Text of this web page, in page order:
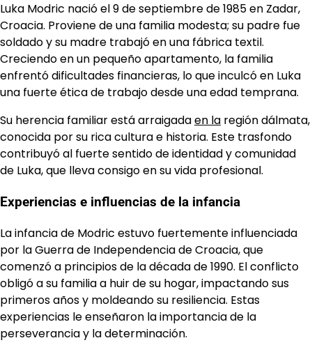
Luka Modric nació el 9 de septiembre de 1985 en Zadar,
Croacia. Proviene de una familia modesta; su padre fue
soldado y su madre trabajó en una fábrica textil.
Creciendo en un pequeño apartamento, la familia
enfrentó dificultades financieras, lo que inculcó en Luka
una fuerte ética de trabajo desde una edad temprana.
Su herencia familiar está arraigadaen la región dálmata,
conocida por su rica cultura e historia. Este trasfondo
contribuyó al fuerte sentido de identidad y comunidad
de Luka, que lleva consigo en su vida profesional.
Experiencias e influencias de la infancia
La infancia de Modric estuvo fuertemente influenciada
por la Guerra de Independencia de Croacia, que
comenzó a principios de la década de 1990. El conflicto
obligó a su familia a huir de su hogar, impactando sus
primeros años y moldeando su resiliencia. Estas
experiencias le enseñaron la importancia de la
perseverancia y la determinación.